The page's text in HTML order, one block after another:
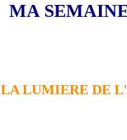
MA
LA LUMIERE DE